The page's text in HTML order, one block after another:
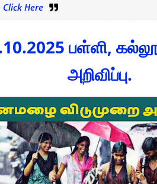
Click Here
பள்ளி,
அறிவிப்பு.